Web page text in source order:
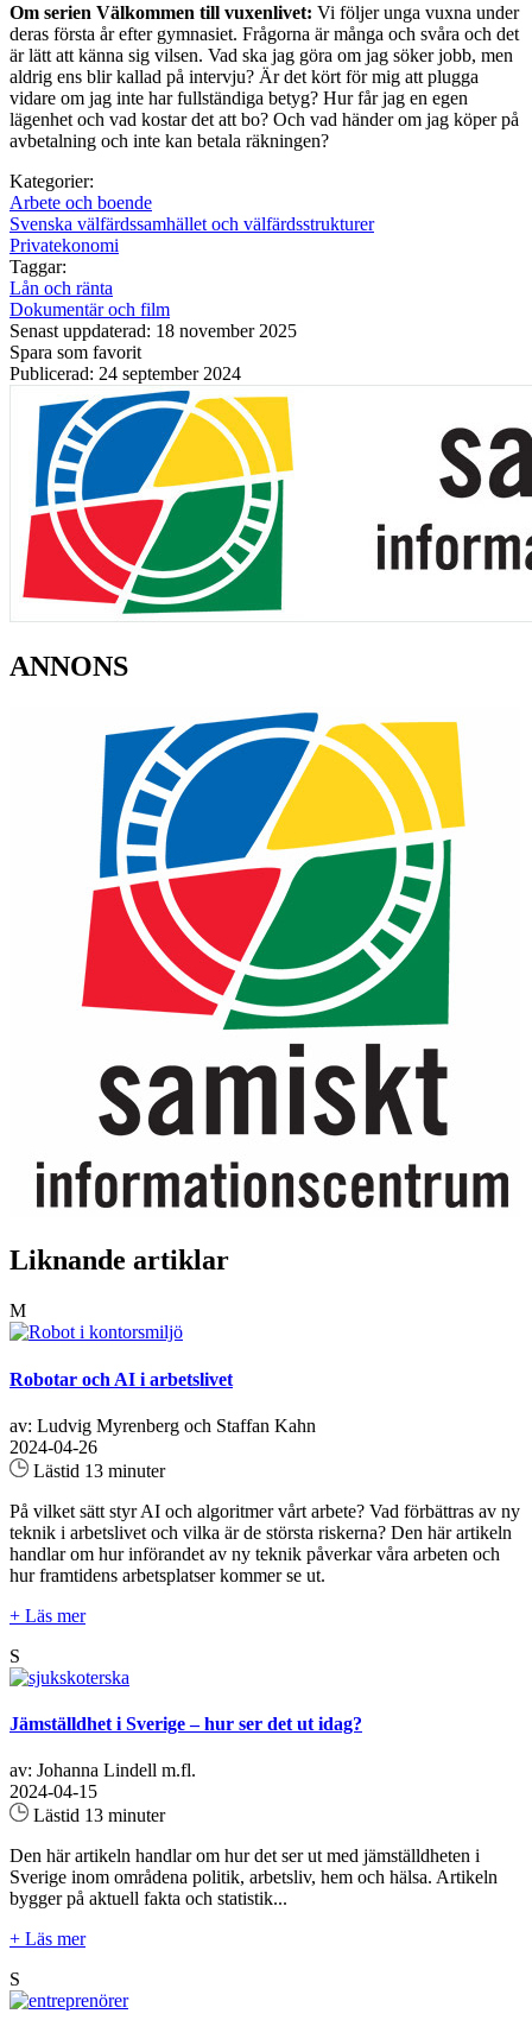
Om serien Välkommen till vuxenlivet: Vi följer unga vuxna under
deras första år efter gymnasiet. Frågorna är många och svåra och det
är lätt att känna sig vilsen. Vad ska jag göra om jag söker jobb, men
aldrig ens blir kallad på intervju? Är det kört för mig att plugga
vidare om jag inte har fullständiga betyg? Hur får jag en egen
lägenhet och vad kostar det att bo? Och vad händer om jag köper på
avbetalning och inte kan betala räkningen?
Kategorier:
Arbete och boende
Svenska välfärdssamhället och välfärdsstrukturer
Privatekonomi
Taggar:
Lån och ränta
Dokumentär och film
Senast uppdaterad: 18 november 2025
Spara som favorit
Publicerad: 24 september 2024
ANNONS
Liknande artiklar
M
Robotar och AI i arbetslivet
av: Ludvig Myrenberg och Staffan Kahn
2024-04-26
Lästid 13 minuter
På vilket sätt styr AI och algoritmer vårt arbete? Vad förbättras av ny
teknik i arbetslivet och vilka är de största riskerna? Den här artikeln
handlar om hur införandet av ny teknik påverkar våra arbeten och
hur framtidens arbetsplatser kommer se ut.
+ Läs mer
S
Jämställdhet i Sverige – hur ser det ut idag?
av: Johanna Lindell m.fl.
2024-04-15
Lästid 13 minuter
Den här artikeln handlar om hur det ser ut med jämställdheten i
Sverige inom områdena politik, arbetsliv, hem och hälsa. Artikeln
bygger på aktuell fakta och statistik...
+ Läs mer
S